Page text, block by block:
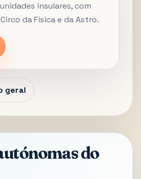
insulares, com
da Física e da Astro.
geral
do